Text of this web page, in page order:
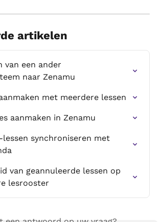
artikelen
van een ander
naar Zenamu
met meerdere lessen
aanmaken in Zenamu
lessen synchroniseren met
van geannuleerde lessen op
lesrooster